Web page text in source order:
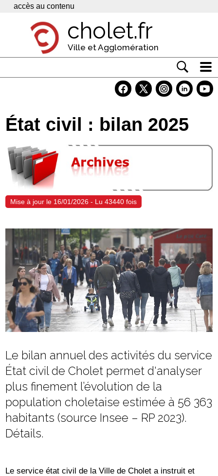
Panneau de gestion des cookies
accès au contenu
cholet.fr
Ville et Agglomération
Economie
Services
Contacts
État civil : bilan 2025
Mise à jour le 16/01/2026 - Lu 43440 fois
Le bilan annuel des activités du service
État civil de Cholet permet d'analyser
plus finement l’évolution de la
population choletaise estimée à 56 363
habitants (source Insee – RP 2023).
Détails.
Le service état civil de la Ville de Cholet a instruit et